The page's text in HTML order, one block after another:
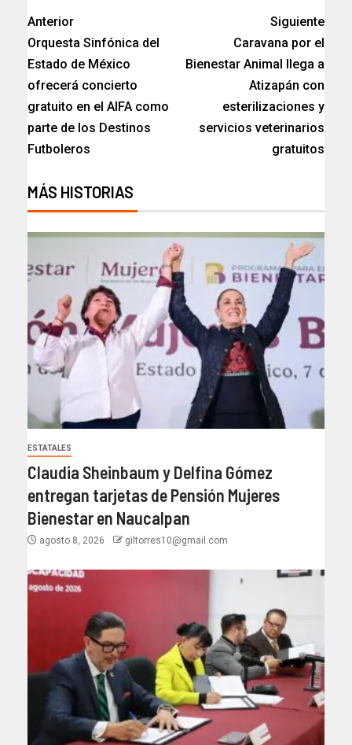
Anterior
Orquesta Sinfónica del
Estado de México
ofrecerá concierto
gratuito en el AIFA como
parte de los Destinos
Futboleros
Siguiente
Caravana por el
Bienestar Animal llega a
Atizapán con
esterilizaciones y
servicios veterinarios
gratuitos
MÁS HISTORIAS
ESTATALES
Claudia Sheinbaum y Delfina Gómez
entregan tarjetas de Pensión Mujeres
Bienestar en Naucalpan
agosto 8, 2026 giltorres10@gmail.com